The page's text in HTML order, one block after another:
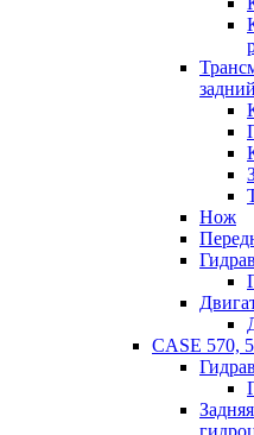
Нож
CASE 570,